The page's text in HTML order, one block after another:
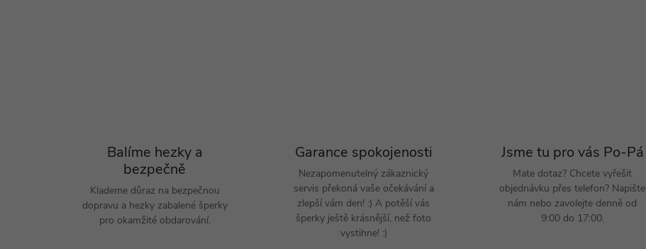
Balíme hezky a
bezpečně
Klademe důraz na bezpečnou
dopravu a hezky zabalené šperky
pro okamžité obdarování.
Garance spokojenosti
Nezapomenutelný zákaznický
servis překoná vaše očekávání a
zlepší vám den! :) A potěší vás
šperky ještě krásnější, než foto
vystihne! :)
Jsme tu pro vás Po-Pá
Mate dotaz? Chcete vyřešit
objednávku přes telefon? Napište
nám nebo zavolejte denně od
9:00 do 17:00.